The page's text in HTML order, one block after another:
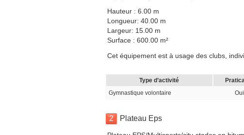
Hauteur : 6.00 m
Longueur: 40.00 m
Largeur: 15.00 m
Surface : 600.00 m²
Cet équipement est à usage des clubs,
Type d’activité
Gymnastique volontaire
Oui
2 Plateau Eps